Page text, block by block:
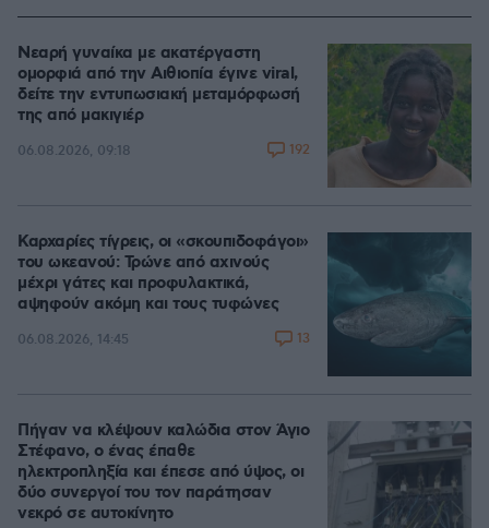
Νεαρή γυναίκα με ακατέργαστη
ομορφιά από την Αιθιοπία έγινε viral,
δείτε την εντυπωσιακή μεταμόρφωσή
της από μακιγιέρ
06.08.2026, 09:18 192
Καρχαρίες τίγρεις, οι «σκουπιδοφάγοι»
του ωκεανού: Τρώνε από αχινούς
μέχρι γάτες και προφυλακτικά,
αψηφούν ακόμη και τους τυφώνες
06.08.2026, 14:45 13
Πήγαν να κλέψουν καλώδια στον Άγιο
Στέφανο, ο ένας έπαθε
ηλεκτροπληξία και έπεσε από ύψος, οι
δύο συνεργοί του τον παράτησαν
νεκρό σε αυτοκίνητο